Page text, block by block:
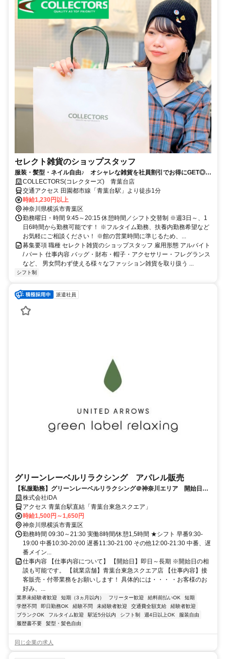
セレクト雑貨のショップスタッフ
服装・髪型・ネイル自由♪ オシャレな雑貨を社員割引でお得にGET◎
駅近で通いやすさは抜群です
COLLECTORS(コレクターズ) 青葉台店
交通アクセス 田園都市線「青葉台駅」より徒歩1分
時給1,230円以上
神奈川県横浜市青葉区
勤務曜日・時間 9:45～20:15 休憩時間／シフト交替制 ※週3日～、1
日6時間から勤務可能です！ ※フルタイム勤務、扶養内勤務希望など
お気軽にご相談ください！ ※館の営業時間に準じるため、...
募集要項 職種 セレクト雑貨のショップスタッフ 雇用形態 アルバイト
/ パート 仕事内容 バッグ・財布・帽子・アクセサリー・フレグランス
など、 男女問わず使える様々なファッション雑貨を取り扱う ...
シフト制
派遣社員
グリーンレーベルリラクシング アパレル販売
【私服勤務】グリーンレーベルリラクシング＠神奈川エリア 開始日・
期間の相談可
株式会社iDA
アクセス 青葉台駅直結「青葉台東急スクエア」
時給1,500円～1,650円
神奈川県横浜市青葉区
勤務時間 09:30～21:30 実働8時間/休憩1,5時間 ★シフト 早番9:30-
19:00 中番10:30-20:00 遅番11:30-21:00 その他12:00-21:30 中番、遅
番メイン...
仕事内容 【仕事内容について】 【開始日】即日～長期 ※開始日の相
談も可能です。 【就業店舗】青葉台東急スクエア店 【仕事内容】接
客販売・付帯業務をお願いします！ 具体的には・・・ ・お客様のお
好み、...
業界未経験者歓迎 短期（3ヵ月以内） フリーター歓迎 給料前払いOK
短期
学歴不問
即日勤務OK 経験不問 未経験者歓迎 交通費全額支給
経験者歓迎
ブランクOK
フルタイム歓迎 駅近5分以内 シフト制 週4日以上OK
服装自由
履歴書不要
髪型・髪色自由
同じ企業の求人